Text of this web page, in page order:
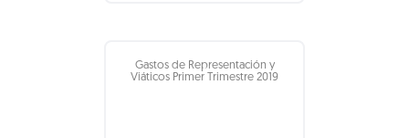
Gastos de Representación y
Viáticos Primer Trimestre 2019